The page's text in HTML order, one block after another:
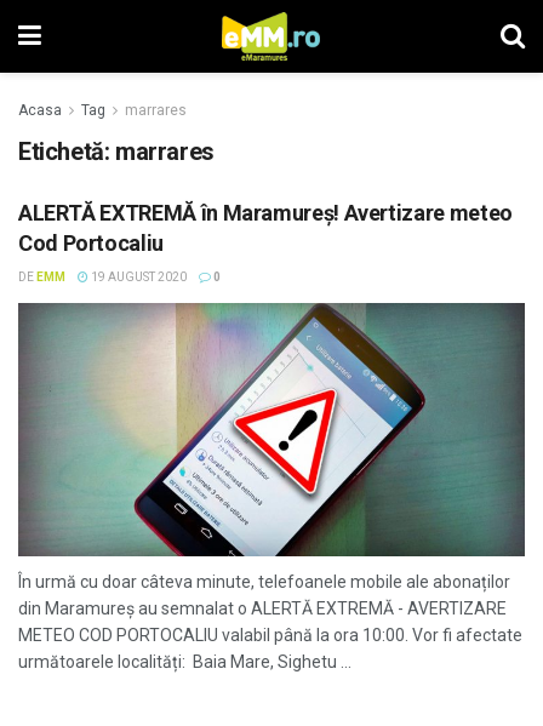
Acasa Tag marrares
Etichetă: marrares
ALERTĂ EXTREMĂ în Maramureș! Avertizare meteo
Cod Portocaliu
DE EMM 19 AUGUST 2020 0
În urmă cu doar câteva minute, telefoanele mobile ale abonaților
din Maramureș au semnalat o ALERTĂ EXTREMĂ - AVERTIZARE
METEO COD PORTOCALIU valabil până la ora 10:00. Vor fi afectate
următoarele localități: Baia Mare, Sighetu ...